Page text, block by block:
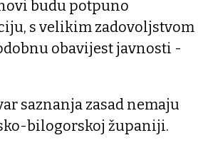
budu potpuno
s velikim zadovoljstvom
obavijest javnosti -
saznanja zasad nemaju
bilogorskoj županiji.